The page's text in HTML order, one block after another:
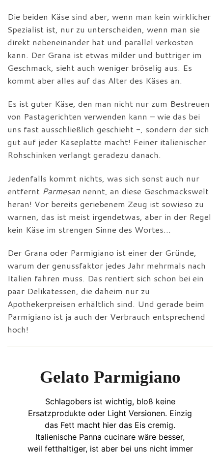
Die beiden Käse sind aber, wenn man kein wirklicher
Spezialist ist, nur zu unterscheiden, wenn man sie
direkt nebeneinander hat und parallel verkosten
kann. Der Grana ist etwas milder und buttriger im
Geschmack, sieht auch weniger bröselig aus. Es
kommt aber alles auf das Alter des Käses an.
Es ist guter Käse, den man nicht nur zum Bestreuen
von Pastagerichten verwenden kann – wie das bei
uns fast ausschließlich geschieht -, sondern der sich
gut auf jeder Käseplatte macht! Feiner italienischer
Rohschinken verlangt geradezu danach.
Jedenfalls kommt nichts, was sich sonst auch nur
entfernt Parmesan nennt, an diese Geschmackswelt
heran! Vor bereits geriebenem Zeug ist sowieso zu
warnen, das ist meist irgendetwas, aber in der Regel
kein Käse im strengen Sinne des Wortes…
Der Grana oder Parmigiano ist einer der Gründe,
warum der genussfaktor jedes Jahr mehrmals nach
Italien fahren muss. Das rentiert sich schon bei ein
paar Delikatessen, die daheim nur zu
Apothekerpreisen erhältlich sind. Und gerade beim
Parmigiano ist ja auch der Verbrauch entsprechend
hoch!
Gelato Parmigiano
Schlagobers ist wichtig, bloß keine
Ersatzprodukte oder Light Versionen. Einzig
das Fett macht hier das Eis cremig.
Italienische Panna cucinare wäre besser,
weil fetthaltiger, ist aber bei uns nicht immer